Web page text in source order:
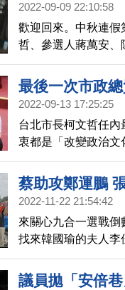
2022-09-09 22:10:58
歡迎回來。中秋連假
哲、參選人蔣萬安、
最後一次市政
2022-09-13 17:25:25
台北市長柯文哲任
衷都是「改變政治文
「希望台灣因為有我
蔡助攻鄭運鵬
2022-11-22 21:54:42
來關心九合一選戰
找來韓國瑜的夫人李
著，全天車隊掃街走
票，還有總統蔡英文
議員拋「安倍